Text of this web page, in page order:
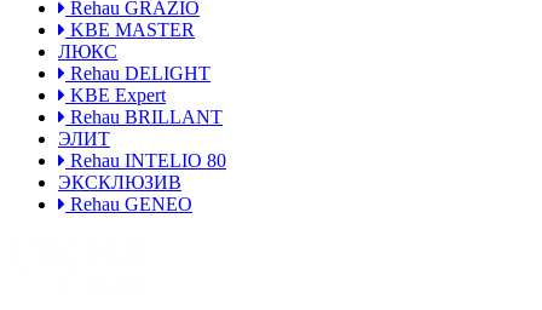
Rehau GRAZIO
KBE MASTER
ЛЮКС
Rehau DELIGHT
KBE Expert
Rehau BRILLANT
ЭЛИТ
Rehau INTELIO 80
ЭКСКЛЮЗИВ
Rehau GENEO